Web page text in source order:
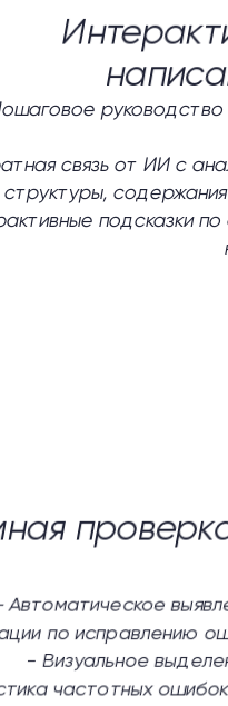
связь от ИИ с
структуры,
подсказки
Автоматическое
по исправлению
-Визуальное
частотных